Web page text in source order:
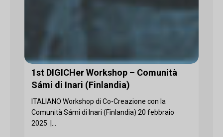
1st DIGICHer Workshop – Comunità
Sámi di Inari (Finlandia)
ITALIANO Workshop di Co-Creazione con la
Comunità Sámi di Inari (Finlandia) 20 febbraio
2025 |...